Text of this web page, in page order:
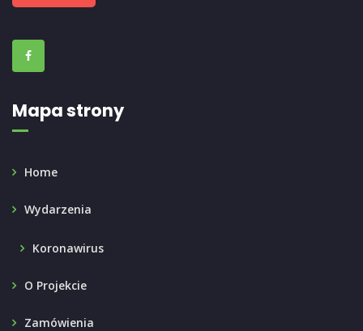
Mapa strony
Home
Wydarzenia
Koronawirus
O Projekcie
Zamówienia